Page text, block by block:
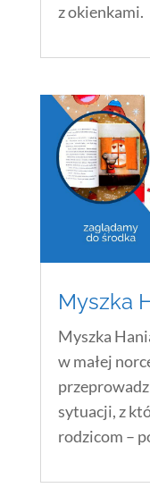
z okienkami.
Myszka
Myszka
w małej
sytuacji, z
rodzicom –